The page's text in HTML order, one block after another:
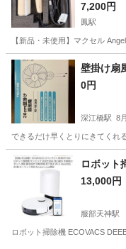
7,200円
鳳駅
【新品・未使用】マクセル
大阪 堺市 鳳駅 美
壁掛け扇
0円
深江橋駅 8
できるだけ早くとりにきてくれ
大阪 大阪市 深江橋駅
13,000円
服部天神駅
ロボット掃除機 ECOVACS